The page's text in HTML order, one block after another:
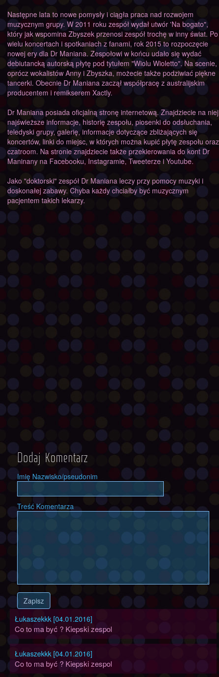
Następne lata to nowe pomysły i ciągła praca nad rozwojem
muzycznym grupy. W 2011 roku zespół wydał utwór 'Na bogato",
który jak wspomina Zbyszek przenosi zespół trochę w inny świat. Po
wielu koncertach i spotkaniach z fanami, rok 2015 to rozpoczęcie
nowej ery dla Dr Maniana. Zespołowi w końcu udało się wydać
debiutancką autorską płytę pod tytułem "Wiolu Wioletto". Na scenie,
oprócz wokalistów Anny i Zbyszka, możecie także podziwiać piękne
tancerki. Obecnie Dr Maniana zaczął współpracę z australijskim
producentem i remikserem Xactly.
Dr Maniana posiada oficjalną stronę internetową. Znajdziecie na niej
najświeższe informacje, historię zespołu, piosenki do odsłuchania,
teledyski grupy, galerię, informacje dotyczące zbliżających się
koncertów, linki do miejsc, w których można kupić płytę zespołu oraz
czatroom. Na stronie znajdziecie także przekierowania do kont Dr
Maninany na Facebooku, Instagramie, Tweeterze i Youtube.
Jako "doktorski" zespół Dr Maniana leczy przy pomocy muzyki i
doskonałej zabawy. Chyba każdy chciałby być muzycznym
pacjentem takich lekarzy.
Dodaj Komentarz
Imię Nazwisko/pseudonim
Treść Komentarza
Zapisz
Łukaszekkk [04.01.2016]
Co to ma być ? Kiepski zespol
Łukaszekkk [04.01.2016]
Co to ma być ? Kiepski zespol